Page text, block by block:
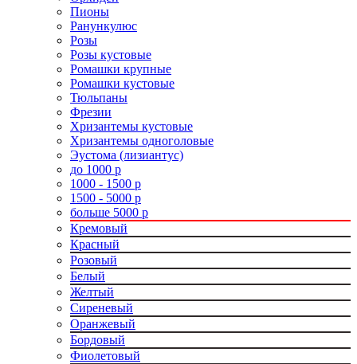
Пионы
Ранункулюс
Розы
Розы кустовые
Ромашки крупные
Ромашки кустовые
Тюльпаны
Фрезии
Хризантемы кустовые
Хризантемы одноголовые
Эустома (лизиантус)
до 1000 р
1000 - 1500 р
1500 - 5000 р
больше 5000 р
Кремовый
Красный
Розовый
Белый
Желтый
Сиреневый
Оранжевый
Бордовый
Фиолетовый